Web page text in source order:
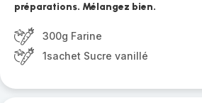
préparations. Mélangez bien.
300g Farine
1sachet Sucre vanillé